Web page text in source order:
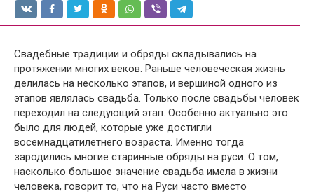
Свадебные традиции и обряды складывались на
протяжении многих веков. Раньше человеческая жизнь
делилась на несколько этапов, и вершиной одного из
этапов являлась свадьба. Только после свадьбы человек
переходил на следующий этап. Особенно актуально это
было для людей, которые уже достигли
восемнадцатилетнего возраста. Именно тогда
зародились многие старинные обряды на руси. О том,
насколько большое значение свадьба имела в жизни
человека, говорит то, что на Руси часто вместо